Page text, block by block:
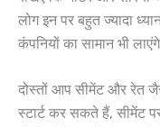
लोग इन पर बहुत ज्यादा
कंपनियों का सामान भी
दोस्तों आप सीमेंट और रेत
स्टार्ट कर सकते हैं, सीमेंट